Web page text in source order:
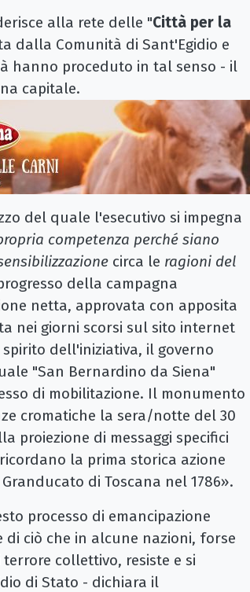
alla rete delle "Città per la
dalla Comunità di Sant'Egidio e
hanno proceduto in tal senso - il
capitale.
del quale l'esecutivo si impegna
competenza perché siano
circa le ragioni del
della campagna
netta, approvata con apposita
nei giorni scorsi sul sito internet
dell'iniziativa, il governo
"San Bernardino da Siena"
di mobilitazione. Il monumento
cromatiche la sera/notte del 30
proiezione di messaggi specifici
la prima storica azione
di Toscana nel 1786».
processo di emancipazione
ciò che in alcune nazioni, forse
collettivo, resiste e si
di Stato - dichiara il